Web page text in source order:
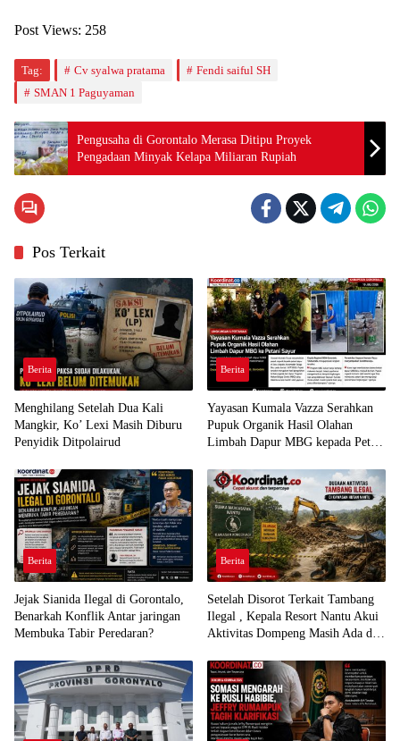
Post Views: 258
Tag: Cv syalwa pratama
Fendi saiful SH
SMAN 1 Paguyaman
Pengusaha di Gorontalo Merasa Ditipu Proyek
Pengadaan Minyak Kelapa Miliaran Rupiah
Pos Terkait
Berita
Menghilang Setelah Dua Kali
Mangkir, Ko’ Lexi Masih Diburu
Penyidik Ditpolairud
Berita
Yayasan Kumala Vazza Serahkan
Pupuk Organik Hasil Olahan
Limbah Dapur MBG kepada Petani
Berita
Jejak Sianida Ilegal di Gorontalo,
Benarkah Konflik Antar jaringan
Membuka Tabir Peredaran?
Berita
Setelah Disorot Terkait Tambang
Ilegal , Kepala Resort Nantu Akui
Aktivitas Dompeng Masih Ada di